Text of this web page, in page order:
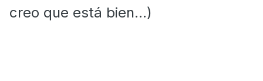
creo que está bien...)